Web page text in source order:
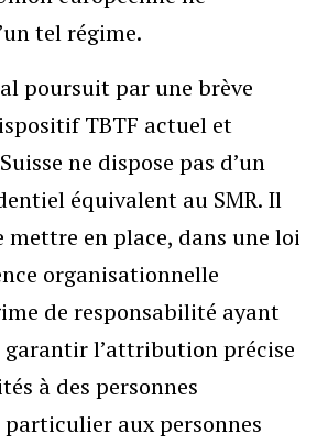
tel régime.
poursuit par une brève
TBTF actuel et
ne dispose pas d’un
équivalent au SMR. Il
mettre en place, dans une loi
organisationnelle
de responsabilité ayant
l’attribution précise
à des personnes
particulier aux personnes